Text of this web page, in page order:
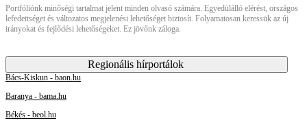
Portfóliónk minőségi tartalmat jelent minden olvasó számára. Egyedülálló elérést, országos
lefedettséget és változatos megjelenési lehetőséget biztosít. Folyamatosan keressük az új
irányokat és fejlődési lehetőségeket. Ez jövőnk záloga.
Regionális hírportálok
Bács-Kiskun - baon.hu
Baranya - bama.hu
Békés - beol.hu